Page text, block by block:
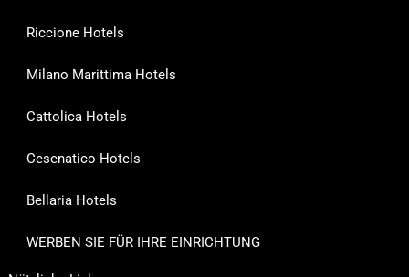
Riccione Hotels
Milano Marittima Hotels
Cattolica Hotels
Cesenatico Hotels
Bellaria Hotels
WERBEN SIE FÜR IHRE EINRICHTUNG